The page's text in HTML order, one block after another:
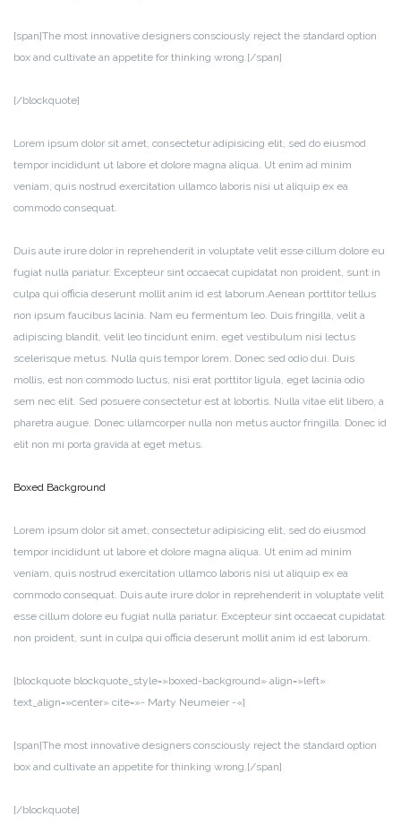
[span]The most innovative designers consciously reject the standard option
box and cultivate an appetite for thinking wrong.[/span]
[/blockquote]
Lorem ipsum dolor sit amet, consectetur adipisicing elit, sed do eiusmod
tempor incididunt ut labore et dolore magna aliqua. Ut enim ad minim
veniam, quis nostrud exercitation ullamco laboris nisi ut aliquip ex ea
commodo consequat.
Duis aute irure dolor in reprehenderit in voluptate velit esse cillum dolore eu
fugiat nulla pariatur. Excepteur sint occaecat cupidatat non proident, sunt in
culpa qui officia deserunt mollit anim id est laborum.Aenean porttitor tellus
non ipsum faucibus lacinia. Nam eu fermentum leo. Duis fringilla, velit a
adipiscing blandit, velit leo tincidunt enim, eget vestibulum nisi lectus
scelerisque metus. Nulla quis tempor lorem. Donec sed odio dui. Duis
mollis, est non commodo luctus, nisi erat porttitor ligula, eget lacinia odio
sem nec elit. Sed posuere consectetur est at lobortis. Nulla vitae elit libero, a
pharetra augue. Donec ullamcorper nulla non metus auctor fringilla. Donec id
elit non mi porta gravida at eget metus.
Boxed Background
Lorem ipsum dolor sit amet, consectetur adipisicing elit, sed do eiusmod
tempor incididunt ut labore et dolore magna aliqua. Ut enim ad minim
veniam, quis nostrud exercitation ullamco laboris nisi ut aliquip ex ea
commodo consequat. Duis aute irure dolor in reprehenderit in voluptate velit
esse cillum dolore eu fugiat nulla pariatur. Excepteur sint occaecat cupidatat
non proident, sunt in culpa qui officia deserunt mollit anim id est laborum.
[blockquote blockquote_style=»boxed-background» align=»left»
text_align=»center» cite=»- Marty Neumeier -«]
[span]The most innovative designers consciously reject the standard option
box and cultivate an appetite for thinking wrong.[/span]
[/blockquote]